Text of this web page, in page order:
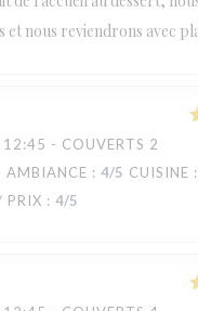
et nous reviendrons avec
12:45 - COUVERTS 2
AMBIANCE : 4/5 CUISINE :
PRIX : 4/5